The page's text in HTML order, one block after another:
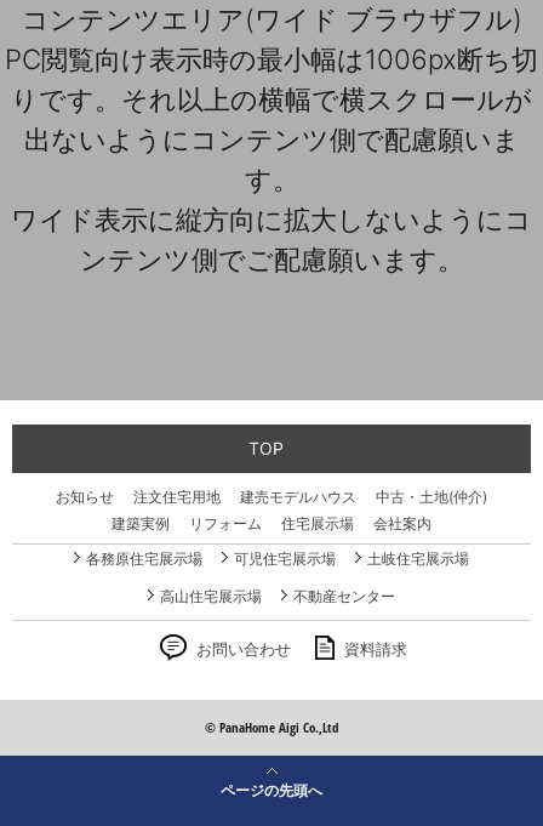
コンテンツエリア(ワイド ブラウザフル)
PC閲覧向け表示時の最小幅は1006px断ち切
りです。それ以上の横幅で横スクロールが
出ないようにコンテンツ側で配慮願いま
す。
ワイド表示に縦方向に拡大しないようにコ
ンテンツ側でご配慮願います。
TOP
お知らせ 注文住宅用地 建売モデルハウス
中古・土地(仲介)
建築実例
リフォーム 住宅展示場
会社案内
各務原住宅展示場
可児住宅展示場 土岐住宅展示場
高山住宅展示場 不動産センター
お問い合わせ 資料請求
© PanaHome Aigi Co.,Ltd
ページの先頭へ